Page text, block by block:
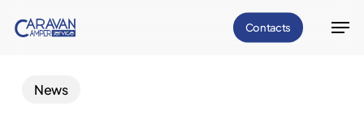
content
Contacts
News